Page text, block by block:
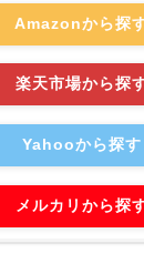
Amazonから探
楽天市場から探
Yahooから探す
メルカリから探